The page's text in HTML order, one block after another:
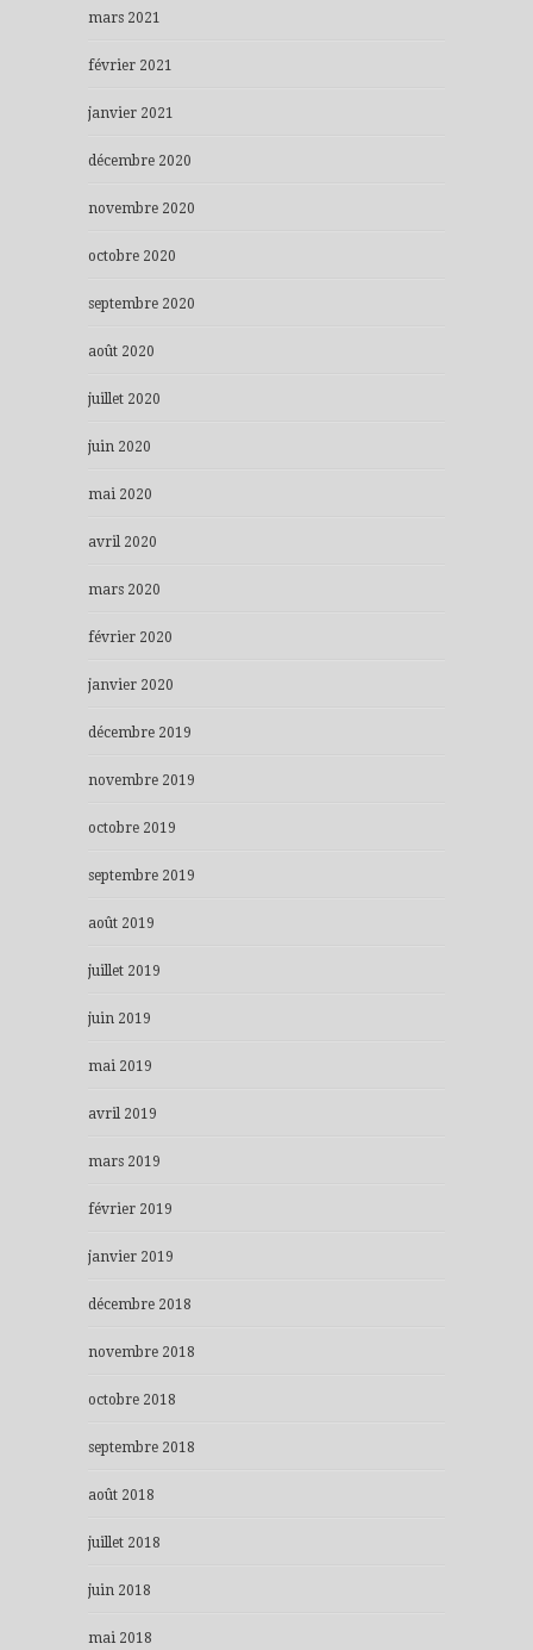
mars 2021
février 2021
janvier 2021
décembre 2020
novembre 2020
octobre 2020
septembre 2020
août 2020
juillet 2020
juin 2020
mai 2020
avril 2020
mars 2020
février 2020
janvier 2020
décembre 2019
novembre 2019
octobre 2019
septembre 2019
août 2019
juillet 2019
juin 2019
mai 2019
avril 2019
mars 2019
février 2019
janvier 2019
décembre 2018
novembre 2018
octobre 2018
septembre 2018
août 2018
juillet 2018
juin 2018
mai 2018